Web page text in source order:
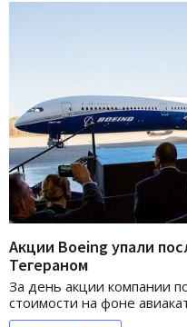
Акции Boeing упали
Тегераном
За день акции компании
стоимости на фоне